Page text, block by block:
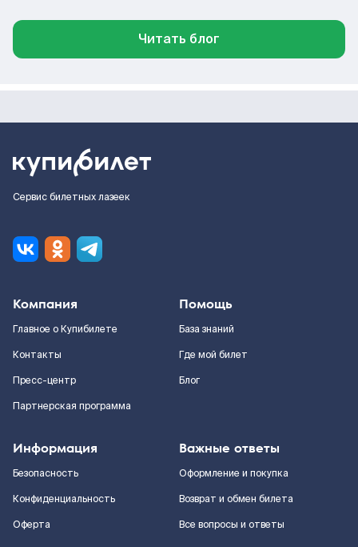
Читать блог
Сервис билетных лазеек
Компания
Главное о Купибилете
Контакты
Пресс-центр
Партнерская программа
Помощь
База знаний
Где мой билет
Блог
Информация
Безопасность
Конфиденциальность
Оферта
Важные ответы
Оформление и покупка
Возврат и обмен билета
Все вопросы и ответы